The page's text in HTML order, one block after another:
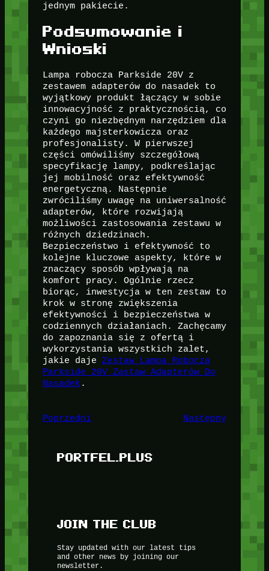
jednym pakiecie.
Podsumowanie i
Wnioski
Lampa robocza Parkside 20V z
zestawem adapterów do nasadek to
wyjątkowy produkt łączący w sobie
innowacyjność z praktycznością, co
czyni go niezbędnym narzędziem dla
każdego majsterkowicza oraz
profesjonalisty. W pierwszej
części omówiliśmy szczegółową
specyfikację lampy, podkreślając
jej mobilność oraz efektywność
energetyczną. Następnie
zwróciliśmy uwagę na uniwersalność
adapterów, które rozwijają
możliwości zastosowania zestawu w
różnych dziedzinach.
Bezpieczeństwo i efektywność to
kolejne kluczowe aspekty, które w
znaczący sposób wpływają na
komfort pracy. Ogólnie rzecz
biorąc, inwestycja w ten zestaw to
krok w stronę zwiększenia
efektywności i bezpieczeństwa w
codziennych działaniach. Zachęcamy
do zapoznania się z ofertą i
wykorzystania wszystkich zalet,
jakie daje Zestaw Lampa Robocza
Parkside 20V Zastaw Adapterów Do
Nasadek .
Poprzedni Następny
PORTFEL.PLUS
JOIN THE CLUB
Stay updated with our latest tips
and other news by joining our
newsletter.